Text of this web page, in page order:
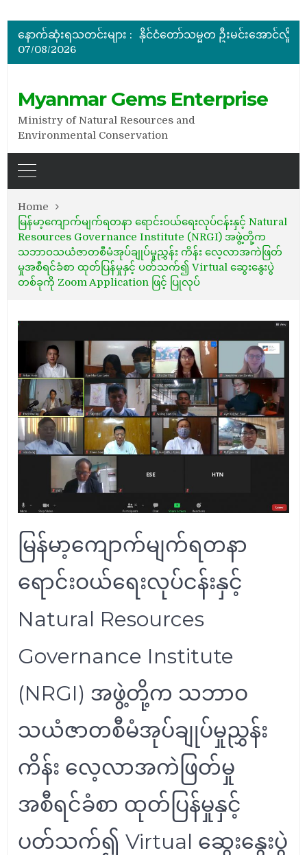
နောက်ဆုံးရသတင်းများ :
အိတ်ဖွင့်တင်ဒါခေါ်ယူခြင်း
07/08/2026
Myanmar Gems Enterprise
Ministry of Natural Resources and
Environmental Conservation
Home
မြန်မာ့ကျောက်မျက်ရတနာ ရောင်းဝယ်ရေးလုပ်ငန်းနှင့် Natural
Resources Governance Institute (NRGI) အဖွဲ့တို့က
သဘာဝသယံဇာတစီမံအုပ်ချုပ်မှုညွှန်း ကိန်း လေ့လာအကဲဖြတ်
မှုအစီရင်ခံစာ ထုတ်ပြန်မှုနှင့် ပတ်သက်၍ Virtual ဆွေးနွေးပွဲ
တစ်ခုကို Zoom Application ဖြင့် ပြုလုပ်
မြန်မာ့ကျောက်မျက်ရတနာ
ရောင်းဝယ်ရေးလုပ်ငန်းနှင့်
Natural Resources
Governance Institute
(NRGI) အဖွဲ့တို့က သဘာဝ
သယံဇာတစီမံအုပ်ချုပ်မှုညွှန်း
ကိန်း လေ့လာအကဲဖြတ်မှု
အစီရင်ခံစာ ထုတ်ပြန်မှုနှင့်
ပတ်သက်၍ Virtual ဆွေးနွေးပွဲ